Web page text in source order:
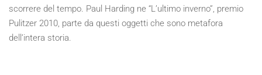
scorrere del tempo. Paul Harding ne “L’ultimo inverno”, premio
Pulitzer 2010, parte da questi oggetti che sono metafora
dell’intera storia.